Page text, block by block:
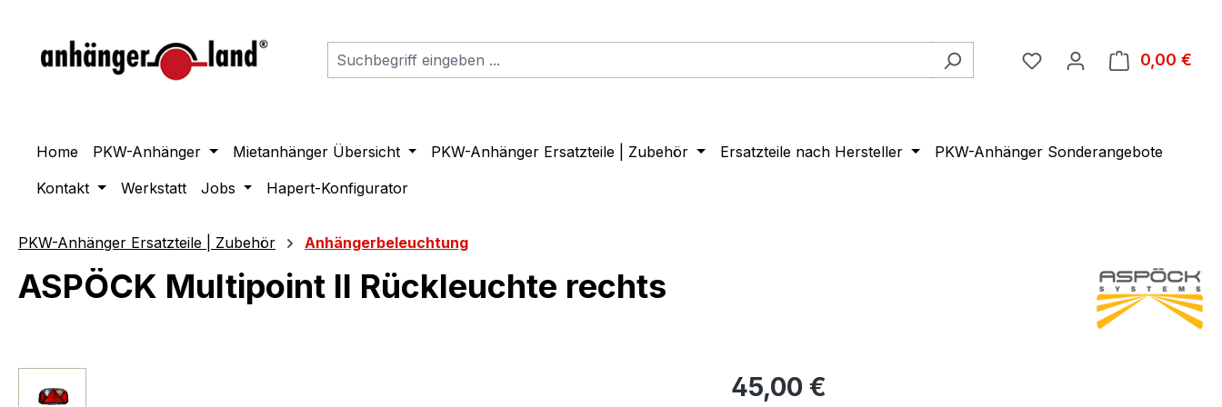
0,00 €
Home PKW-Anhänger Mietanhänger Übersicht PKW-Anhänger Ersatzteile | Zubehör Ersatzteile nach Hersteller
PKW-Anhänger Sonderangebote
Kontakt
Werkstatt Jobs Hapert-Konfigurator
PKW-Anhänger Ersatzteile | Zubehör Anhängerbeleuchtung
ASPÖCK Multipoint II Rückleuchte rechts
45,00 €